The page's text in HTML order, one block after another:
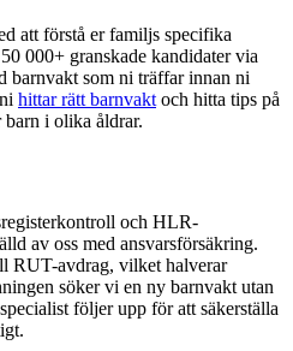
att förstå er familjs specifika
000+ granskade kandidater via
barnvakt som ni träffar innan ni
hittar rätt barnvakt och hitta tips på
barn i olika åldrar.
och HLR-
av oss med ansvarsförsäkring.
RUT-avdrag, vilket halverar
söker vi en ny barnvakt utan
följer upp för att säkerställa